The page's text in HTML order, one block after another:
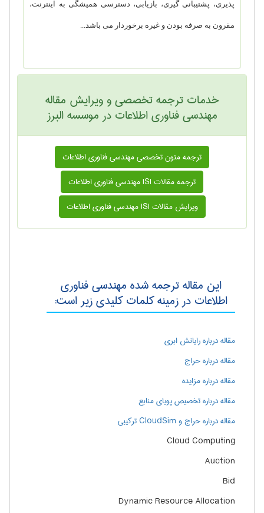
پذیری، پشتیبانی گیری، بازیابی، دسترسی همیشگی به اینترنت،
مقرون به صرفه بودن و غیره برخوردار می باشد...
خدمات ترجمه تخصصی و ویرایش مقاله
مهندسی فناوری اطلاعات در موسسه البرز
ترجمه متون تخصصی مهندسی فناوری اطلاعات
ترجمه مقالات ISI مهندسی فناوری اطلاعات
ویرایش مقالات ISI مهندسی فناوری اطلاعات
این مقاله ترجمه شده مهندسی فناوری
اطلاعات در زمینه کلمات کلیدی زیر است:
مقاله درباره رایانش ابری
مقاله درباره حراج
مقاله درباره مزایده
مقاله درباره تخصیص پویای منابع
مقاله درباره حراج و CloudSim ترکیبی
Cloud Computing
Auction
Bid
Dynamic Resource Allocation